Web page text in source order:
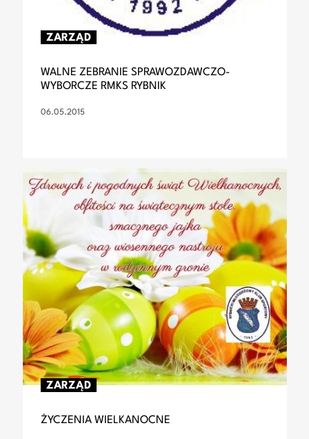
ZARZĄD
WALNE ZEBRANIE SPRAWOZDAWCZO-
WYBORCZE RMKS RYBNIK
06.05.2015
ZARZĄD
ŻYCZENIA WIELKANOCNE